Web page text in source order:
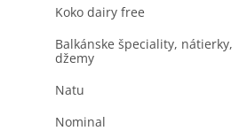
Koko dairy free
Balkánske špeciality, nátierky,
džemy
Natu
Nominal